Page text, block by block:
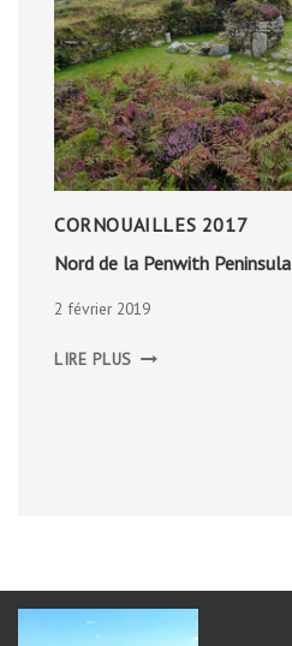
CORNOUAILLES 2017
Nord de la Penwith Peninsula
2 février 2019
LIRE PLUS